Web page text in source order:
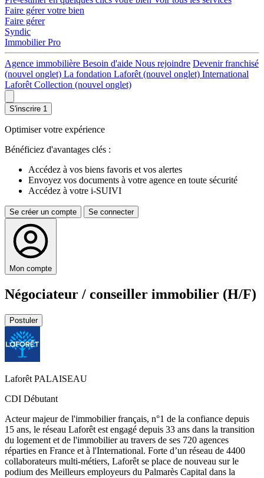
Faire gérer votre bien
Faire gérer
Syndic
Immobilier Pro
Agence immobilière Besoin d'aide Nous rejoindre Devenir franchisé
(nouvel onglet) La fondation Laforêt (nouvel onglet) International
Laforêt Collection (nouvel onglet)
S'inscrire 1
Optimiser votre expérience
Bénéficiez d'avantages clés :
Accédez à vos biens favoris et vos alertes
Envoyez vos documents à votre agence en toute sécurité
Accédez à votre i-SUIVI
Se créer un compte Se connecter
Mon compte
Négociateur / conseiller immobilier (H/F)
Postuler
Laforêt PALAISEAU
CDI Débutant
Acteur majeur de l'immobilier français, n°1 de la confiance depuis
15 ans, le réseau Laforêt est engagé depuis 33 ans dans la transition
du logement et de l'immobilier au travers de ses 720 agences
réparties en France et à l'International. Forte d’un réseau de 4400
collaborateurs multi-métiers, Laforêt se place de nouveau sur le
podium des Meilleurs employeurs du Palmarès Capital dans la